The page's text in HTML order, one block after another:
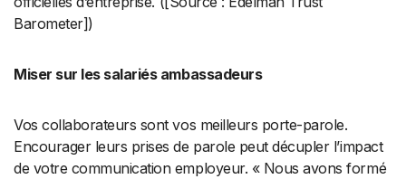
Barometer])
Miser sur les salariés ambassadeurs
Vos collaborateurs sont vos meilleurs porte-parole.
Encourager leurs prises de parole peut décupler l’impact
de votre communication employeur. « Nous avons formé